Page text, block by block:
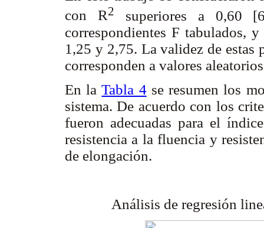
con R2 superiores a 0,60
correspondientes F tabulados,
1,25 y 2,75. La validez de estas
corresponden a valores
En laTabla 4se resumen los
sistema. De acuerdo con los
fueron adecuadas para el
resistencia a la fluencia y
de elongación.
Análisis de regresión